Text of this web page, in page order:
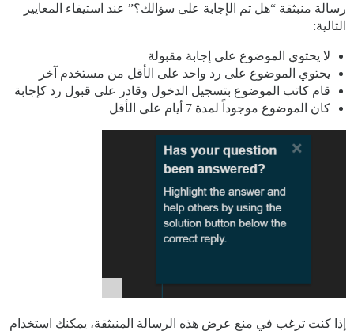
رسالة منبثقة “هل تم الإجابة على سؤالك؟” عند استيفاء المعايير
التالية:
لا يحتوي الموضوع على إجابة مقبولة
يحتوي الموضوع على رد واحد على الأقل من مستخدم آخر
قام كاتب الموضوع بتسجيل الدخول وقادر على قبول رد كإجابة
كان الموضوع موجوداً لمدة 7 أيام على الأقل
إذا كنت ترغب في منع عرض هذه الرسالة المنبثقة، يمكنك استخدام